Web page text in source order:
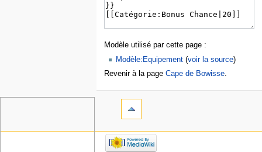
Modèle utilisé par cette page :
Modèle:Equipement (voir la source)
Revenir à la page Cape de Bowisse.